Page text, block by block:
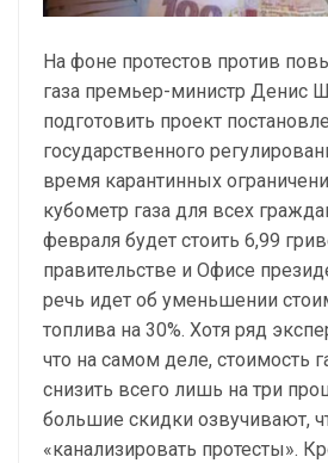
На фоне протестов против
газа премьер-министр Денис
подготовить проект
государственного
время карантинных
кубометр газа для всех
февраля будет стоить 6,99
правительстве и Офисе
речь идет об уменьшении
топлива на 30%. Хотя ряд
что на самом деле, стоимость
снизить всего лишь на три
большие скидки озвучивают,
«канализировать протесты».